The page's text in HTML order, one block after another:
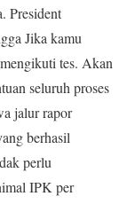
President
Jika kamu
tes. Akan
seluruh proses
jalur rapor
berhasil
perlu
IPK per